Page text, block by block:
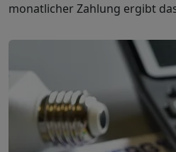
monatlicher Zahlung ergibt